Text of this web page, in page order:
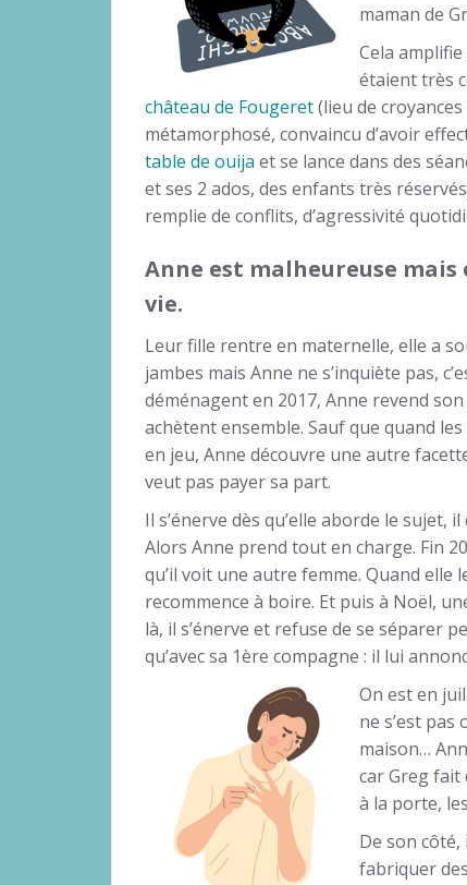
maman de
Cela
étaient très
château de Fougeret(lieu de
métamorphosé, convaincu d’avoir
table de ouija et se lance dans des
et ses 2 ados, des enfants très
remplie de conflits, d’agressivité
Anne est malheureuse mais
vie.
Leur fille rentre en maternelle, elle a
jambes mais Anne ne s’inquiète pas,
déménagent en 2017, Anne revend
achètent ensemble. Sauf que quand
en jeu, Anne découvre une autre
veut pas payer sa part.
Il s’énerve dès qu’elle aborde le sujet,
Alors Anne prend tout en charge. Fin
qu’il voit une autre femme. Quand
recommence à boire. Et puis à Noël,
là, il s’énerve et refuse de se séparer
qu’avec sa 1ère compagne : il lui
On est en
ne s’est
maison…
car Greg fait
à la porte,
De son
fabriquer